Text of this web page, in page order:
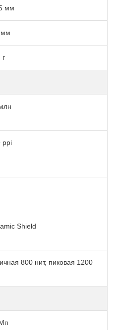
мм
мм
г
ppi
Shield
800 нит, пиковая 1200